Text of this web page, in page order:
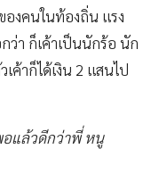
องคนในท้องถิ่น แรง
า ก็เค้าเป็นนักร้อ นัก
ค้าก็ได้เงิน 2 แสนไป
อแล้วดีกว่าพี่ หนู